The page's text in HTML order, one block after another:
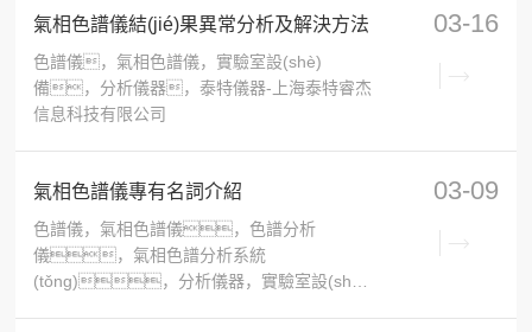
氣相色譜儀結(jié)果異常分析及解決方法
色譜儀，氣相色譜儀，實驗室設(shè)
備，分析儀器，泰特儀器-上海泰特睿杰
信息科技有限公司
03-16
氣相色譜儀專有名詞介紹
色譜儀，氣相色譜儀，色譜分析
儀，氣相色譜分析系統
(tǒng)，分析儀器，實驗室設(shè)
03-09